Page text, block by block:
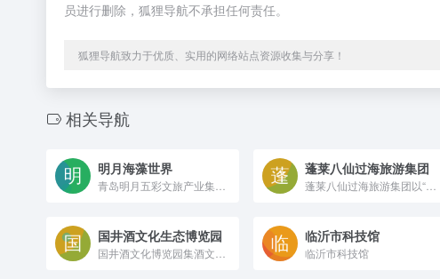
员进行删除，狐狸导航不承担任何责任。
狐狸导航致力于优质、实用的网络站点资源收集与分享！
相关导航
明月海藻世界 蓬莱八仙过海旅游集团
蓬莱八仙过海旅游集团以“打造国内一流的旅游航母”为目标，先后建成国家5A级旅游景区——蓬莱三仙山•八仙过海景区、国家4A级景区——蓬莱海洋极地世界、泉城海洋极地世界，以及国内一流的大型主题乐园——蓬莱欧乐堡梦幻世界和泉城欧乐堡梦幻世界，同时拥有三仙山温泉俱乐部、三仙山大酒店、欧乐堡温泉酒店等多个配套实体，形成了集旅游开发、观光、服务为一体的综合性旅游集团。
国井酒文化生态博览园 临沂市科技馆
临沂市科技馆